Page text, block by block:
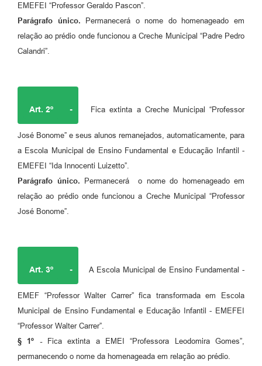
EMEFEI “Professor Geraldo Pascon”.
Parágrafo único. Permanecerá o nome do homenageado em
relação ao prédio onde funcionou a Creche Municipal “Padre Pedro
Calandri”.
Art. 2º - Fica extinta a Creche Municipal “Professor
José Bonome” e seus alunos remanejados, automaticamente, para
a Escola Municipal de Ensino Fundamental e Educação Infantil -
EMEFEI “Ida Innocenti Luizetto”.
Parágrafo único. Permanecerá o nome do homenageado em
relação ao prédio onde funcionou a Creche Municipal “Professor
José Bonome”.
Art. 3º - A Escola Municipal de Ensino Fundamental -
EMEF “Professor Walter Carrer” fica transformada em Escola
Municipal de Ensino Fundamental e Educação Infantil - EMEFEI
“Professor Walter Carrer”.
§ 1º -Fica extinta a EMEI “Professora Leodomira Gomes”,
permanecendo o nome da homenageada em relação ao prédio.